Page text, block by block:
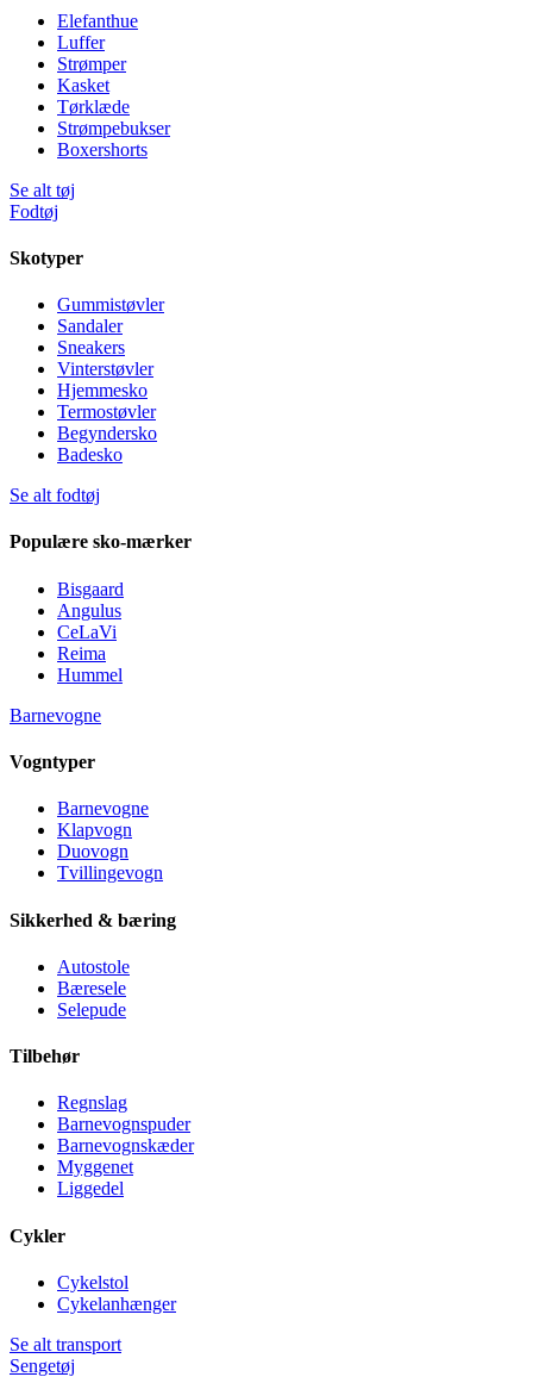
Elefanthue
Luffer
Strømper
Kasket
Tørklæde
Strømpebukser
Boxershorts
Se alt tøj
Fodtøj
Skotyper
Gummistøvler
Sandaler
Sneakers
Vinterstøvler
Hjemmesko
Termostøvler
Begyndersko
Badesko
Se alt fodtøj
Populære sko-mærker
Bisgaard
Angulus
CeLaVi
Reima
Hummel
Barnevogne
Vogntyper
Barnevogne
Klapvogn
Duovogn
Tvillingevogn
Sikkerhed & bæring
Autostole
Bæresele
Selepude
Tilbehør
Regnslag
Barnevognspuder
Barnevognskæder
Myggenet
Liggedel
Cykler
Cykelstol
Cykelanhænger
Se alt transport
Sengetøj